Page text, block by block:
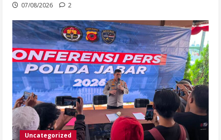
07/08/2026 2
Uncategorized